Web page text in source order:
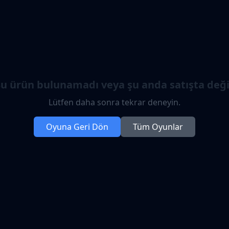
ürün bulunamadı veya şu anda satışta
Lütfen daha sonra tekrar deneyin.
Oyuna Geri Dön Tüm Oyunlar